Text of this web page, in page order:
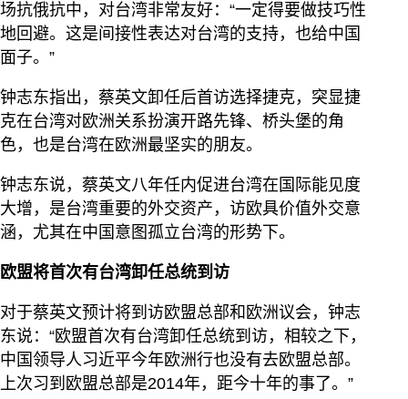
场抗俄抗中，对台湾非常友好：“一定得要做技巧性
地回避。这是间接性表达对台湾的支持，也给中国
面子。”
钟志东指出，蔡英文卸任后首访选择捷克，突显捷
克在台湾对欧洲关系扮演开路先锋、桥头堡的角
色，也是台湾在欧洲最坚实的朋友。
钟志东说，蔡英文八年任内促进台湾在国际能见度
大增，是台湾重要的外交资产，访欧具价值外交意
涵，尤其在中国意图孤立台湾的形势下。
欧盟将首次有台湾卸任总统到访
对于蔡英文预计将到访欧盟总部和欧洲议会，钟志
东说：“欧盟首次有台湾卸任总统到访，相较之下，
中国领导人习近平今年欧洲行也没有去欧盟总部。
上次习到欧盟总部是2014年，距今十年的事了。”